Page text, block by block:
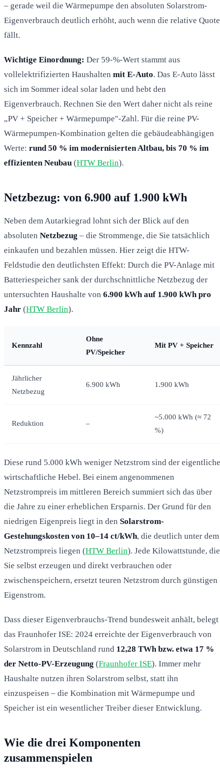
– gerade weil die Wärmepumpe den absoluten Solarstrom-
Eigenverbrauch deutlich erhöht, auch wenn die relative Quote
fällt.
Wichtige Einordnung: Der 59-%-Wert stammt aus
vollelektrifizierten Haushalten mit E-Auto. Das E-Auto lässt
sich im Sommer ideal solar laden und hebt den
Eigenverbrauch. Rechnen Sie den Wert daher nicht als reine
„PV + Speicher + Wärmepumpe"-Zahl. Für die reine PV-
Wärmepumpen-Kombination gelten die gebäudeabhängigen
Werte: rund 50 % im modernisierten Altbau, bis 70 % im
effizienten Neubau (HTW Berlin).
Netzbezug: von 6.900 auf 1.900 kWh
Neben dem Autarkiegrad lohnt sich der Blick auf den
absoluten Netzbezug – die Strommenge, die Sie tatsächlich
einkaufen und bezahlen müssen. Hier zeigt die HTW-
Feldstudie den deutlichsten Effekt: Durch die PV-Anlage mit
Batteriespeicher sank der durchschnittliche Netzbezug der
untersuchten Haushalte von 6.900 kWh auf 1.900 kWh pro
Jahr (HTW Berlin).
Kennzahl
Ohne
PV/Speicher
Mit PV + Speicher
Jährlicher
Netzbezug
6.900 kWh 1.900 kWh
Reduktion –
~5.000 kWh (≈ 72
%)
Diese rund 5.000 kWh weniger Netzstrom sind der eigentliche
wirtschaftliche Hebel. Bei einem angenommenen
Netzstrompreis im mittleren Bereich summiert sich das über
die Jahre zu einer erheblichen Ersparnis. Der Grund für den
niedrigen Eigenpreis liegt in den Solarstrom-
Gestehungskosten von 10–14 ct/kWh, die deutlich unter dem
Netzstrompreis liegen (HTW Berlin). Jede Kilowattstunde, die
Sie selbst erzeugen und direkt verbrauchen oder
zwischenspeichern, ersetzt teuren Netzstrom durch günstigen
Eigenstrom.
Dass dieser Eigenverbrauchs-Trend bundesweit anhält, belegt
das Fraunhofer ISE: 2024 erreichte der Eigenverbrauch von
Solarstrom in Deutschland rund 12,28 TWh bzw. etwa 17 %
der Netto-PV-Erzeugung (Fraunhofer ISE). Immer mehr
Haushalte nutzen ihren Solarstrom selbst, statt ihn
einzuspeisen – die Kombination mit Wärmepumpe und
Speicher ist ein wesentlicher Treiber dieser Entwicklung.
Wie die drei Komponenten
zusammenspielen